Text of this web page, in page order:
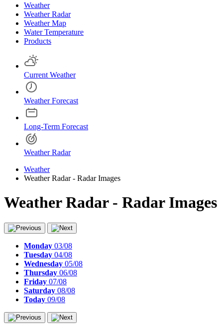
Weather
Weather Radar
Weather Map
Water Temperature
Products
Current Weather
Weather Forecast
Long-Term Forecast
Weather Radar
Weather
Weather Radar - Radar Images
Weather Radar - Radar Images
Monday 03/08
Tuesday 04/08
Wednesday 05/08
Thursday 06/08
Friday 07/08
Saturday 08/08
Today 09/08